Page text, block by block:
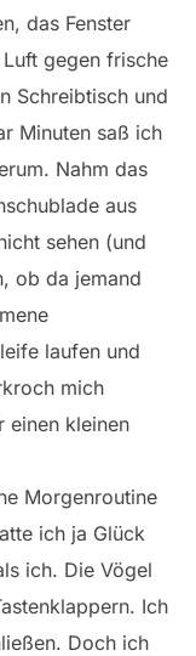
das Fenster
gegen frische
Schreibtisch und
Minuten saß ich
Nahm das
aus
sehen (und
ob da jemand
laufen und
mich
einen kleinen
Morgenroutine
ich ja Glück
ich. Die Vögel
Ich
Doch ich